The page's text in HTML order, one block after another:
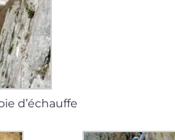
d’échauffe